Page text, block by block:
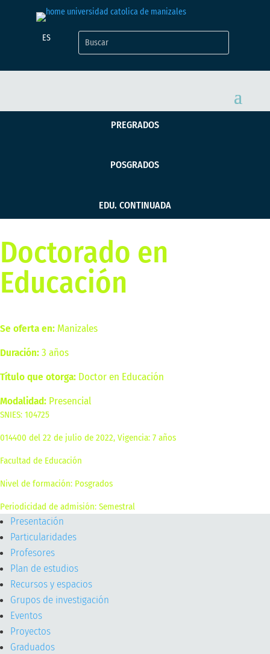
ES
PREGRADOS
POSGRADOS
EDU. CONTINUADA
Doctorado en
Educación
Se oferta en: Manizales
Duración:3 años
Título que otorga: Doctor en Educación
Modalidad: Presencial
SNIES: 104725
014400 del 22 de julio de 2022, Vigencia: 7 años
Facultad de Educación
Nivel de formación: Posgrados
Periodicidad de admisión: Semestral
Presentación
Particularidades
Profesores
Plan de estudios
Recursos y espacios
Grupos de investigación
Eventos
Proyectos
Graduados